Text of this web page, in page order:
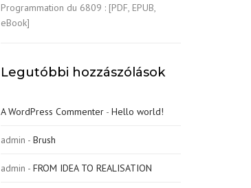
Programmation du 6809 : [PDF, EPUB,
eBook]
Legutóbbi hozzászólások
A WordPress Commenter- Hello world!
admin - Brush
admin - FROM IDEA TO REALISATION